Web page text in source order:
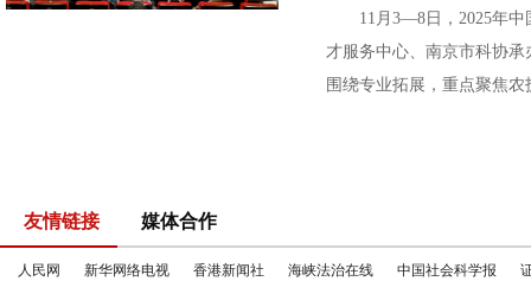
11月3—8日，2025年中国
才服务中心、南京市科协
围绕专业拓展，重点聚焦
友情链接 媒体合作
人民网 新华网络电视 香港新闻社 海峡法治在线 中国社会科学报